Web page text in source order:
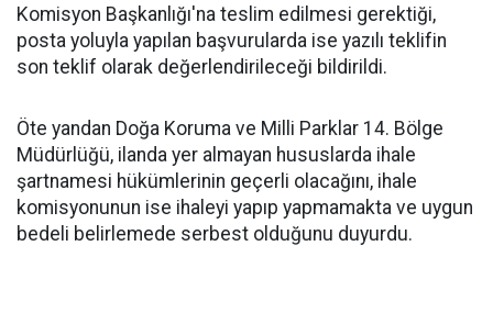
Komisyon Başkanlığı'na teslim edilmesi gerektiği,
posta yoluyla yapılan başvurularda ise yazılı teklifin
son teklif olarak değerlendirileceği bildirildi.
Öte yandan Doğa Koruma ve Milli Parklar 14. Bölge
Müdürlüğü, ilanda yer almayan hususlarda ihale
şartnamesi hükümlerinin geçerli olacağını, ihale
komisyonunun ise ihaleyi yapıp yapmamakta ve uygun
bedeli belirlemede serbest olduğunu duyurdu.